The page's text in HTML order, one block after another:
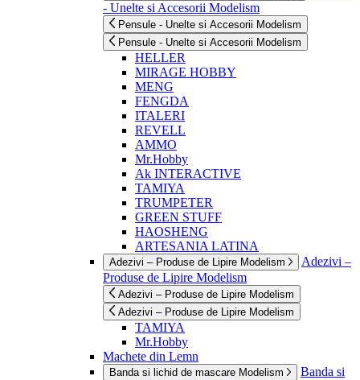
- Unelte si Accesorii Modelism
Pensule - Unelte si Accesorii Modelism
Pensule - Unelte si Accesorii Modelism
HELLER
MIRAGE HOBBY
MENG
FENGDA
ITALERI
REVELL
AMMO
Mr.Hobby
Ak INTERACTIVE
TAMIYA
TRUMPETER
GREEN STUFF
HAOSHENG
ARTESANIA LATINA
Adezivi – Produse de Lipire Modelism
Adezivi –
Produse de Lipire Modelism
Adezivi – Produse de Lipire Modelism
Adezivi – Produse de Lipire Modelism
TAMIYA
Mr.Hobby
Machete din Lemn
Banda si lichid de mascare Modelism
Banda si